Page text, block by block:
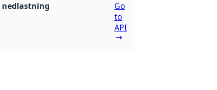
nedlastning
Go
to
API